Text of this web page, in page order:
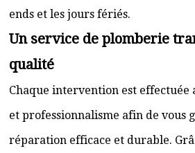
ends et les jours fériés.
Un service de plomberie
qualité
Chaque intervention est effectuée
et professionnalisme afin de vous
réparation efficace et durable.